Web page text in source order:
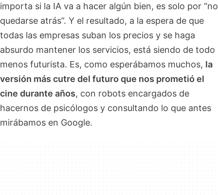
importa si la IA va a hacer algún bien, es solo por “no
quedarse atrás”. Y el resultado, a la espera de que
todas las empresas suban los precios y se haga
absurdo mantener los servicios, está siendo de todo
menos futurista. Es, como esperábamos muchos, la
versión más cutre del futuro que nos prometió el
cine durante años, con robots encargados de
hacernos de psicólogos y consultando lo que antes
mirábamos en Google.